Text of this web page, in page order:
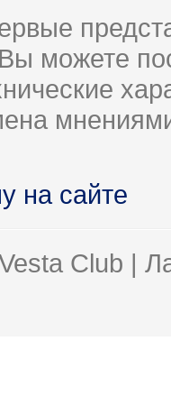
можете
на сайте
Club |